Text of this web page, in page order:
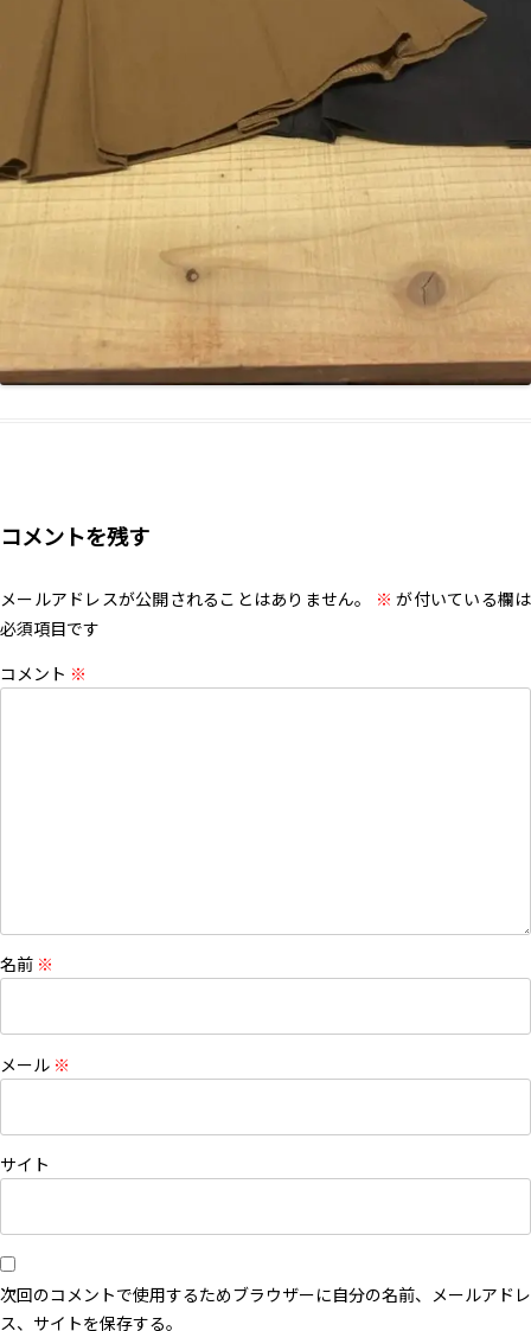
コメントを残す
メールアドレスが公開されることはありません。 ※ が付いている欄は
必須項目です
コメント ※
名前 ※
メール ※
サイト
次回のコメントで使用するためブラウザーに自分の名前、メールアドレ
ス、サイトを保存する。